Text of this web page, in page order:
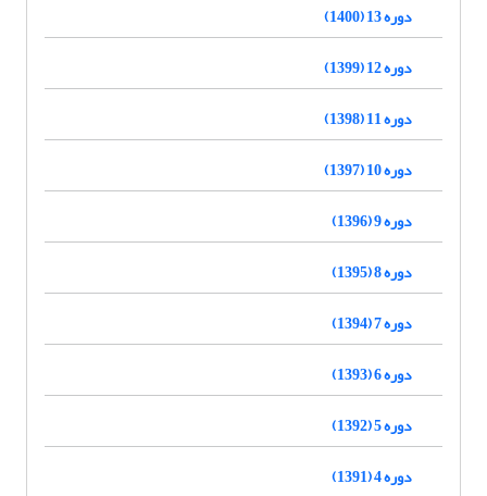
دوره 13 (1400)
دوره 12 (1399)
دوره 11 (1398)
دوره 10 (1397)
دوره 9 (1396)
دوره 8 (1395)
دوره 7 (1394)
دوره 6 (1393)
دوره 5 (1392)
دوره 4 (1391)